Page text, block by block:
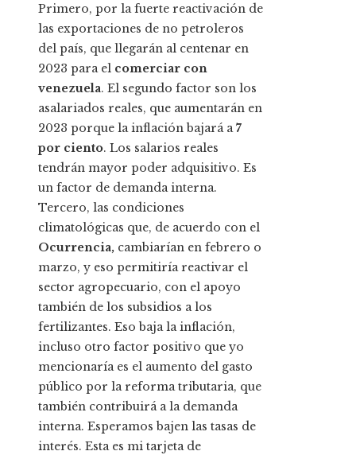
Primero, por la fuerte reactivación de
las exportaciones de no petroleros
del país, que llegarán al centenar en
2023 para el comerciar con
venezuela. El segundo factor son los
asalariados reales, que aumentarán en
2023 porque la inflación bajará a7
por ciento. Los salarios reales
tendrán mayor poder adquisitivo. Es
un factor de demanda interna.
Tercero, las condiciones
climatológicas que, de acuerdo con el
Ocurrencia, cambiarían en febrero o
marzo, y eso permitiría reactivar el
sector agropecuario, con el apoyo
también de los subsidios a los
fertilizantes. Eso baja la inflación,
incluso otro factor positivo que yo
mencionaría es el aumento del gasto
público por la reforma tributaria, que
también contribuirá a la demanda
interna. Esperamos bajen las tasas de
interés. Esta es mi tarjeta de